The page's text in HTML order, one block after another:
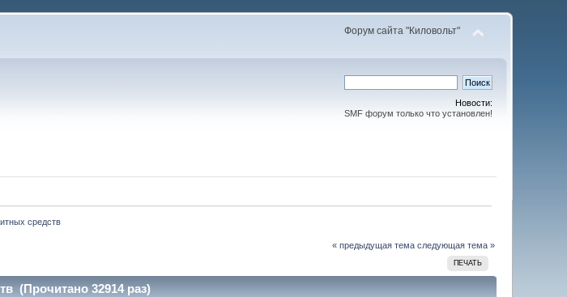
Форум сайта "Киловольт"
Новости:
SMF форум только что установлен!
средств
« предыдущая тема следующая тема »
ПЕЧАТЬ
(Прочитано 32914 раз)